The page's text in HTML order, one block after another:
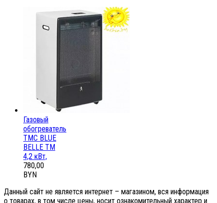
Газовый
обогреватель
ТМС BLUE
BELLE ТМ
4,2 кВт,
780,00
BYN
Данный сайт не является интернет – магазином, вся информация
о товарах, в том числе цены, носит ознакомительный характер и